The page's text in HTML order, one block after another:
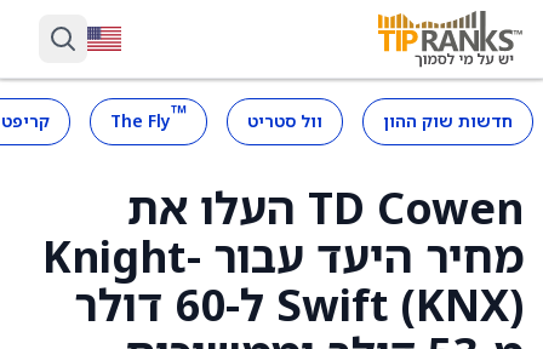
חדשות שוק ההון וול סטריט ™
The Fly
TD Cowen העלו את
מחיר היעד עבור Knight-
Swift (KNX) ל-60 דולר